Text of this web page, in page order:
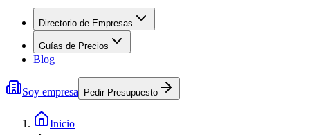
Directorio de Empresas
Guías de Precios
Blog
Soy empresa Pedir Presupuesto
Inicio